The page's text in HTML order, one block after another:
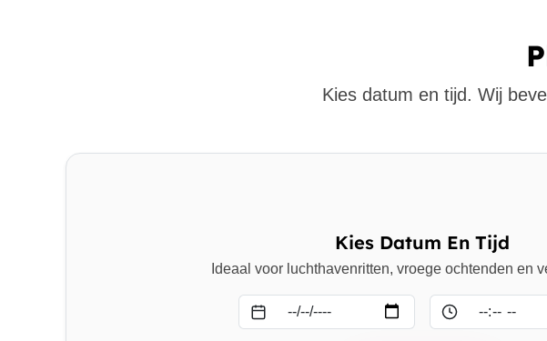
Kies datum en tijd. Wij
Kies Datum En Tijd
Ideaal voor luchthavenritten, vroege ochtenden en